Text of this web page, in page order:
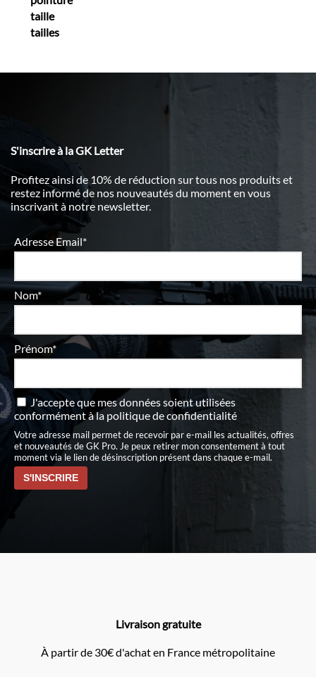
taille
tailles
S'inscrire à la GK Letter
Profitez ainsi de 10% de réduction sur tous nos produits et
restez informé de nos nouveautés du moment en vous
inscrivant à notre newsletter.
Adresse Email*
Nom*
Prénom*
J'accepte que mes données soient utilisées
conformément àla politique de confidentialité
Votre adresse mail permet de recevoir par e-mail les actualités, offres
et nouveautés de GK Pro. Je peux retirer mon consentement à tout
moment via le lien de désinscription présent dans chaque e-mail.
Livraison gratuite
À partir de 30€ d'achat en France métropolitaine